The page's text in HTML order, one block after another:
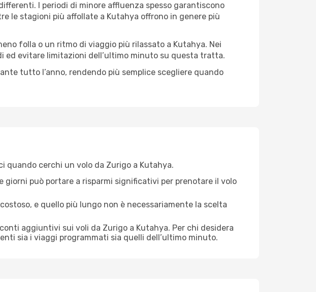
I periodi di minore affluenza spesso garantiscono
le stagioni più affollate a Kutahya offrono in genere più
folla o un ritmo di viaggio più rilassato a Kutahya. Nei
ed evitare limitazioni dell’ultimo minuto su questa tratta.
tutto l’anno, rendendo più semplice scegliere quando
quando cerchi un volo da Zurigo a Kutahya.
giorni può portare a risparmi significativi per prenotare il volo
e quello più lungo non è necessariamente la scelta
aggiuntivi sui voli da Zurigo a Kutahya. Per chi desidera
sia i viaggi programmati sia quelli dell’ultimo minuto.